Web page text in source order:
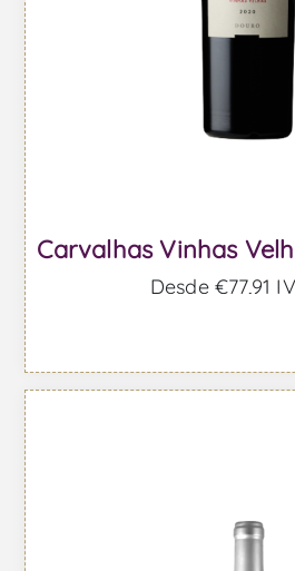
Carvalhas Vinhas
Desde €77,91